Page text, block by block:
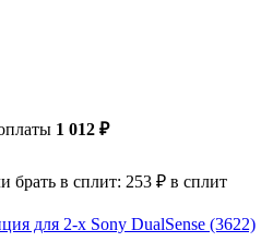
1 012 ₽
брать в сплит: 253 ₽ в сплит
для 2-х Sony DualSense (3622)